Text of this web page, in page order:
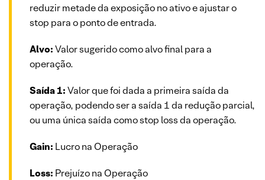
reduzir metade da exposição no ativo e ajustar o
stop para o ponto de entrada.
Alvo:Valor sugerido como alvo final para a
operação.
Saída 1:Valor que foi dada a primeira saída da
operação, podendo ser a saída 1 da redução parcial,
ou uma única saída como stop loss da operação.
Gain: Lucro na Operação
Loss: Prejuízo na Operação